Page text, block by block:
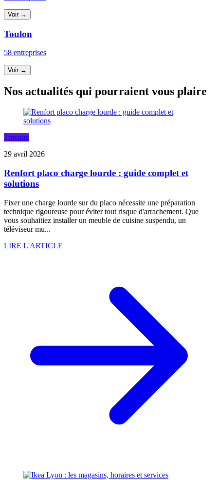
Voir →
Toulon
58 entreprises
Voir →
Nos actualités qui pourraient vous plaire
Travaux
29 avril 2026
Renfort placo charge lourde : guide complet et
solutions
Fixer une charge lourde sur du placo nécessite une préparation
technique rigoureuse pour éviter tout risque d'arrachement. Que
vous souhaitiez installer un meuble de cuisine suspendu, un
téléviseur mu...
LIRE L'ARTICLE